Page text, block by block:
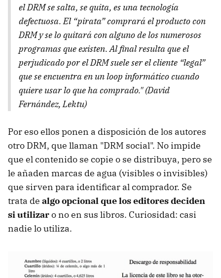
el DRM se salta, se quita, es una tecnología
defectuosa. El “pirata” comprará el producto con
DRM y se lo quitará con alguno de los numerosos
programas que existen. Al final resulta que el
perjudicado por el DRM suele ser el cliente “legal”
que se encuentra en un loop informático cuando
quiere usar lo que ha comprado." (David
Fernández, Lektu)
Por eso ellos ponen a disposición de los autores
otro DRM, que llaman "DRM social". No impide
que el contenido se copie o se distribuya, pero se
le añaden marcas de agua (visibles o invisibles)
que sirven para identificar al comprador. Se
trata de algo opcional que los editores deciden
si utilizaro no en sus libros. Curiosidad: casi
nadie lo utiliza.